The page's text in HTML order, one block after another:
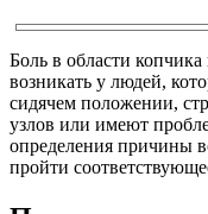
Боль в области
возникать у людей,
сидячем положении,
узлов или имеют
определения причины
пройти